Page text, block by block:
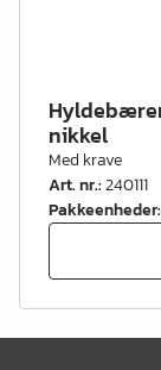
nikkel
Med krave
Art. nr.:240111
Pakkeenheder: